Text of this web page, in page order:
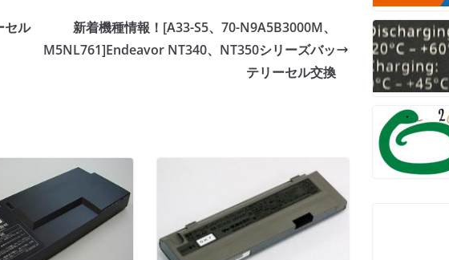
セル
新着機種情報！[A33-S5、70-N9A5B3000M、
M5NL761]Endeavor NT340、NT350シリーズバッ
テリーセル交換